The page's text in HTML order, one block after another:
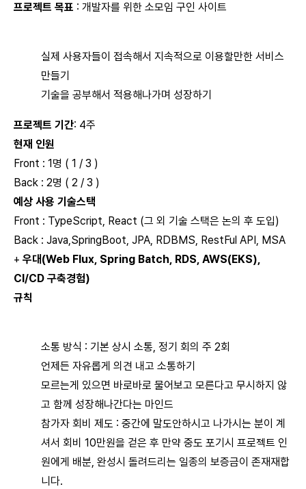
프로젝트 목표 : 개발자를 위한 소모임 구인 사이트
실제 사용자들이 접속해서 지속적으로 이용할만한 서비스
만들기
기술을 공부해서 적용해나가며 성장하기
프로젝트 기간: 4주
현재 인원
Front : 1명 ( 1 / 3 )
Back : 2명 ( 2 / 3 )
예상 사용 기술스택
Front : TypeScript, React (그 외 기술 스택은 논의 후 도입)
Back : Java,SpringBoot, JPA, RDBMS, RestFul API, MSA
+ 우대(Web Flux, Spring Batch, RDS, AWS(EKS),
CI/CD 구축경험)
규칙
소통 방식 : 기본 상시 소통, 정기 회의 주 2회
언제든 자유롭게 의견 내고 소통하기
모르는게 있으면 바로바로 물어보고 모른다고 무시하지 않
고 함께 성장해나간다는 마인드
참가자 회비 제도 : 중간에 말도안하시고 나가시는 분이 계
셔서 회비 10만원을 걷은 후 만약 중도 포기시 프로젝트 인
원에게 배분, 완성시 돌려드리는 일종의 보증금이 존재재합
니다.